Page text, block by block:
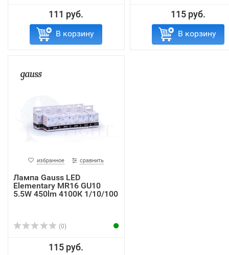
111 руб.
В корзину
115 руб.
В корзину
избранное сравнить
Лампа Gauss LED
Elementary MR16 GU10
5.5W 450lm 4100К 1/10/100
(0)
115 руб.